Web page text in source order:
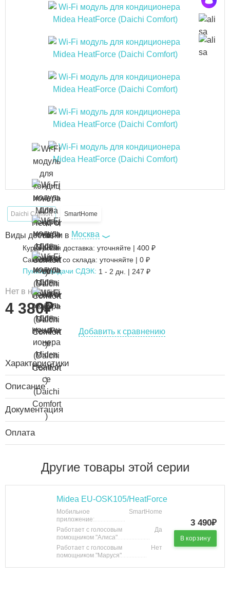
Daichi Comfort SmartHome
Виды доставки в Москва
Курьерская доставка: уточняйте | 400 ₽
Самовывоз со склада: уточняйте | 0 ₽
Пункты выдачи СДЭК: 1 - 2 дн. | 247 ₽
Нет в наличии
4 380₽
Добавить к сравнению
Характеристики
Описание
Документация
Оплата
Другие товары этой серии
Midea EU-OSK105/HeatForce
Мобильное
приложение:
SmartHome
Работает с голосовым
помощником "Алиса"
Да
Работает с голосовым
помощником "Маруся"
Нет
3 490₽
В корзину